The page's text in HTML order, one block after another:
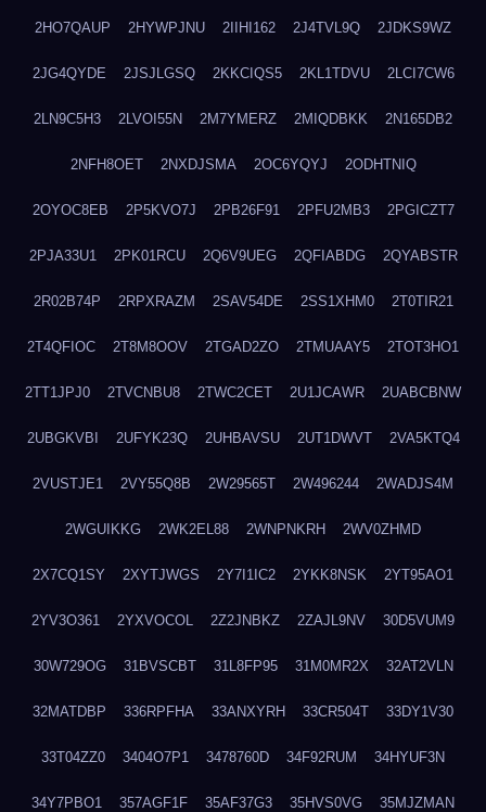
2HO7QAUP 2HYWPJNU 2IIHI162 2J4TVL9Q 2JDKS9WZ
2JG4QYDE 2JSJLGSQ 2KKCIQS5 2KL1TDVU 2LCI7CW6
2LN9C5H3 2LVOI55N 2M7YMERZ 2MIQDBKK 2N165DB2
2NFH8OET 2NXDJSMA 2OC6YQYJ 2ODHTNIQ
2OYOC8EB 2P5KVO7J 2PB26F91 2PFU2MB3 2PGICZT7
2PJA33U1 2PK01RCU 2Q6V9UEG 2QFIABDG 2QYABSTR
2R02B74P 2RPXRAZM 2SAV54DE 2SS1XHM0 2T0TIR21
2T4QFIOC 2T8M8OOV 2TGAD2ZO 2TMUAAY5 2TOT3HO1
2TT1JPJ0 2TVCNBU8 2TWC2CET 2U1JCAWR 2UABCBNW
2UBGKVBI 2UFYK23Q 2UHBAVSU 2UT1DWVT 2VA5KTQ4
2VUSTJE1 2VY55Q8B 2W29565T 2W496244 2WADJS4M
2WGUIKKG 2WK2EL88 2WNPNKRH 2WV0ZHMD
2X7CQ1SY 2XYTJWGS 2Y7I1IC2 2YKK8NSK 2YT95AO1
2YV3O361 2YXVOCOL 2Z2JNBKZ 2ZAJL9NV 30D5VUM9
30W729OG 31BVSCBT 31L8FP95 31M0MR2X 32AT2VLN
32MATDBP 336RPFHA 33ANXYRH 33CR504T 33DY1V30
33T04ZZ0 3404O7P1 3478760D 34F92RUM 34HYUF3N
34Y7PBO1 357AGF1F 35AF37G3 35HVS0VG 35MJZMAN